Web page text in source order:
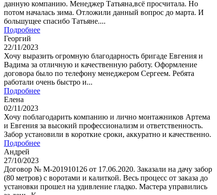
данную компанию. Менеджер Татьяна,всё просчитала. Но
потом началась зима. Отложили данный вопрос до марта. И
большущее спасибо Татьяне....
Подробнее
Георгий
22/11/2023
Хочу выразить огромную благодарность бригаде Евгения и
Вадима за отличную и качественную работу. Оформление
договора было по телефону менеджером Сергеем. Ребята
работали очень быстро и...
Подробнее
Елена
02/11/2023
Хочу поблагодарить компанию и лично монтажников Артема
и Евгения за высокий профессионализм и ответственность.
Забор установили в короткие сроки, аккуратно и качественно.
Подробнее
Андрей
27/10/2023
Договор № М-201910126 от 17.06.2020. Заказали на дачу забор
(80 метров) с воротами и калиткой. Весь процесс от заказа до
установки прошел на удивление гладко. Мастера управились